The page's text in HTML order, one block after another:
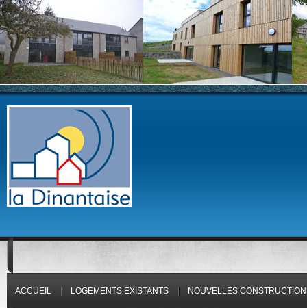
ACCUEIL LOGEMENTS EXISTANTS NOUVELLES